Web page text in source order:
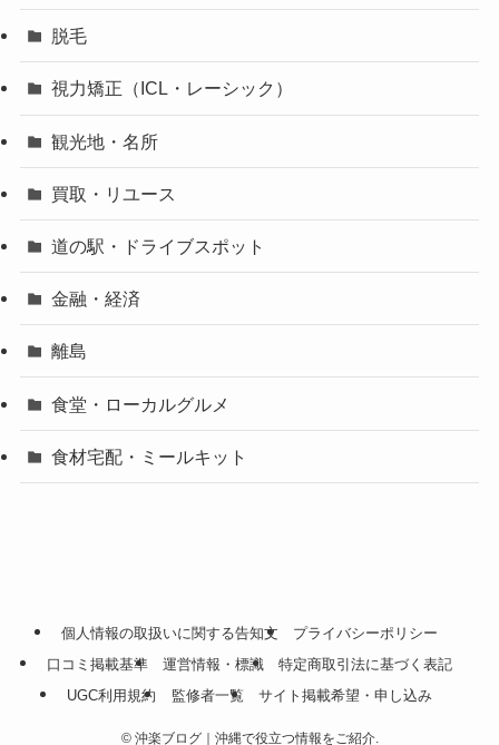
脱毛
視力矯正（ICL・レーシック）
観光地・名所
買取・リユース
道の駅・ドライブスポット
金融・経済
離島
食堂・ローカルグルメ
食材宅配・ミールキット
個人情報の取扱いに関する告知文
プライバシーポリシー
口コミ掲載基準
運営情報・標識
特定商取引法に基づく表記
UGC利用規約
監修者一覧 サイト掲載希望・申し込み
©沖楽ブログ｜沖縄で役立つ情報をご紹介.